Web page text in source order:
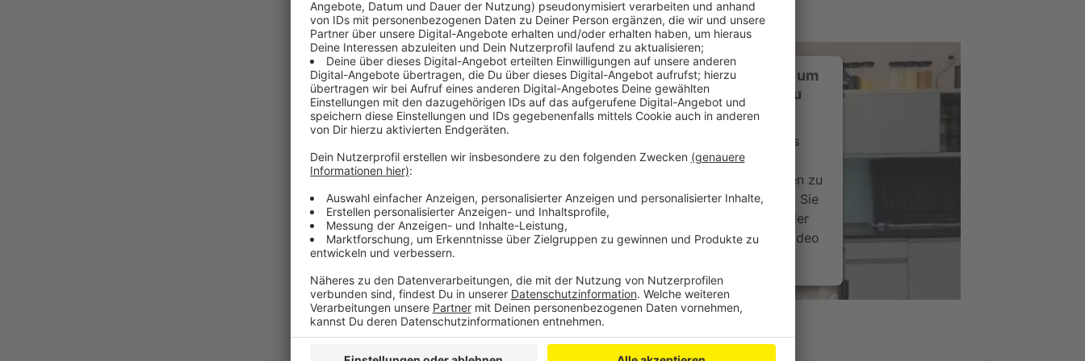
Wir benötigen Ihre Zustimmung, um
den YouTube Video-Service zu
laden!
Wir verwenden einen Service eines
Drittanbieters, um Videoinhalte
einzubetten. Dieser Service kann Daten zu
Ihren Aktivitäten sammeln. Bitte lesen Sie
die Details durch und stimmen Sie der
Nutzung des Service zu, um dieses Video
Mehr Informationen
Lecker Frikadellschen
Anzeige